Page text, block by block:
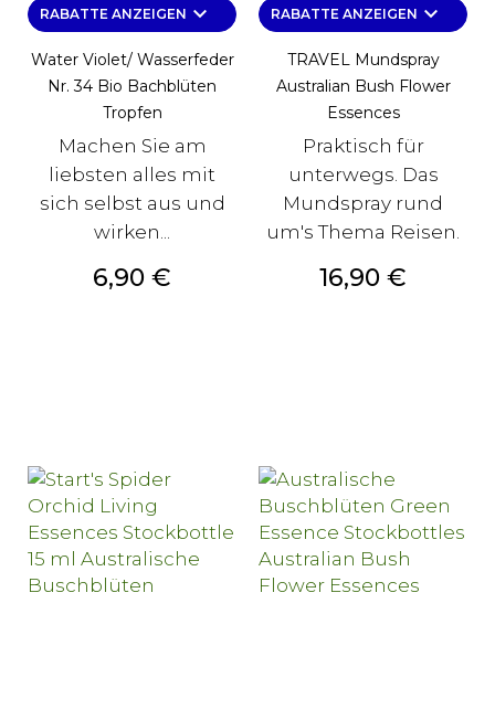
RABATTE ANZEIGEN keyboard_arrow_down
Water Violet/ Wasserfeder
Nr. 34 Bio Bachblüten
Tropfen
Machen Sie am
liebsten alles mit
sich selbst aus und
wirken...
Preis
6,90 €
RABATTE ANZEIGEN keyboard_arrow_down
TRAVEL Mundspray
Australian Bush Flower
Essences
Praktisch für
unterwegs. Das
Mundspray rund
um's Thema Reisen.
Preis
16,90 €